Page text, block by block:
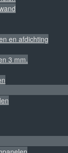
en afdichting
3 mm.